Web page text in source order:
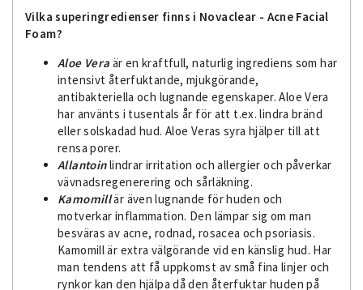
Vilka superingredienser finns i Novaclear - Acne Facial
Foam?
Aloe Vera är en kraftfull, naturlig ingrediens som har
intensivt återfuktande, mjukgörande,
antibakteriella och lugnande egenskaper. Aloe Vera
har använts i tusentals år för att t.ex. lindra bränd
eller solskadad hud. Aloe Veras syra hjälper till att
rensa porer.
Allantoinlindrar irritation och allergier och påverkar
vävnadsregenerering och sårläkning.
Kamomillär även lugnande för huden och
motverkar inflammation. Den lämpar sig om man
besväras av acne, rodnad, rosacea och psoriasis.
Kamomill är extra välgörande vid en känslig hud. Har
man tendens att få uppkomst av små fina linjer och
rynkor kan den hjälpa då den återfuktar huden på